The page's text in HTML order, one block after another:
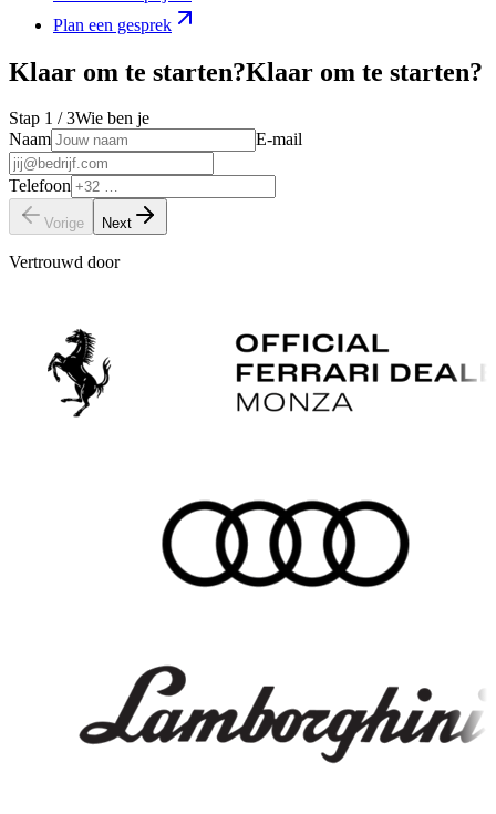
Plan een gesprek
Klaar om te starten?Klaar om te starten?
Stap 1 / 3Wie ben je
Naam
E-mail
Telefoon
Vorige Next
Vertrouwd door